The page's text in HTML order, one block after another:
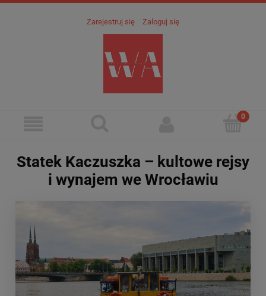
Zarejestruj się Zaloguj się
Statek Kaczuszka – kultowe rejsy
i wynajem we Wrocławiu